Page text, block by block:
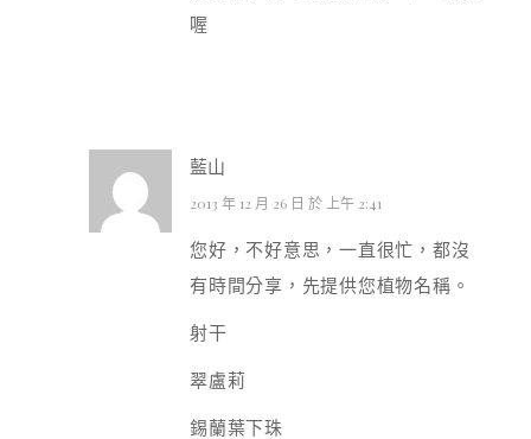
喔
藍山
2013 年 12 月 26 日 於 上午 2:41
您好，不好意思，一直很忙，都沒
有時間分享，先提供您植物名稱。
射干
翠盧莉
錫蘭葉下珠